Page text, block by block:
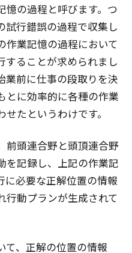
憶の過程と呼びます。つ
試行錯誤の過程で収集し
作業記憶の過程において
することが求められまし
業前に仕事の段取りを決
とに効率的に各種の作業
たというわけです。
前頭連合野と頭頂連合野
を記録し、上記の作業記
に必要な正解位置の情報
行動プランが生成されて
て、正解の位置の情報